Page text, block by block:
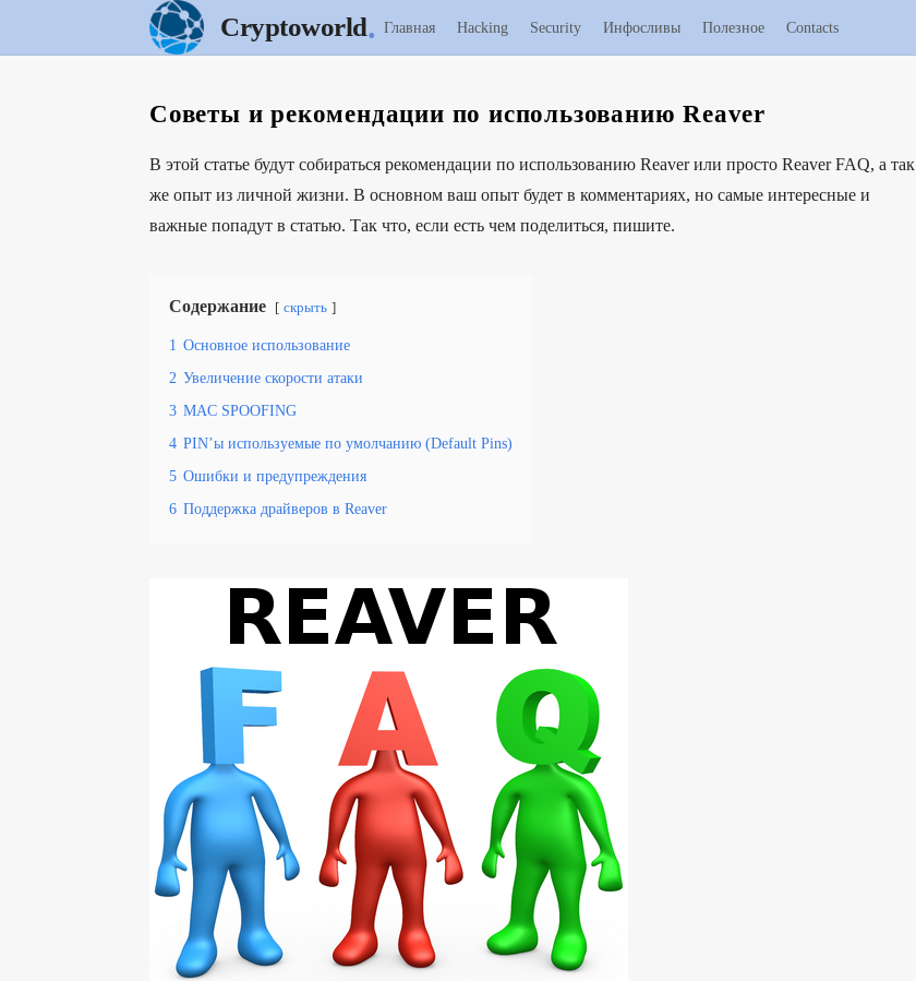
Cryptoworld. Главная Hacking Security Инфосливы Полезное Contacts
Советы и рекомендации по использованию Reaver
В этой статье будут собираться рекомендации по использованию Reaver или просто Reaver FAQ, а так
же опыт из личной жизни. В основном ваш опыт будет в комментариях, но самые интересные и
важные попадут в статью. Так что, если есть чем поделиться, пишите.
Содержание скрыть
1 Основное использование
2 Увеличение скорости атаки
3 MAC SPOOFING
4 PIN’ы используемые по умолчанию (Default Pins)
5 Ошибки и предупреждения
6 Поддержка драйверов в Reaver